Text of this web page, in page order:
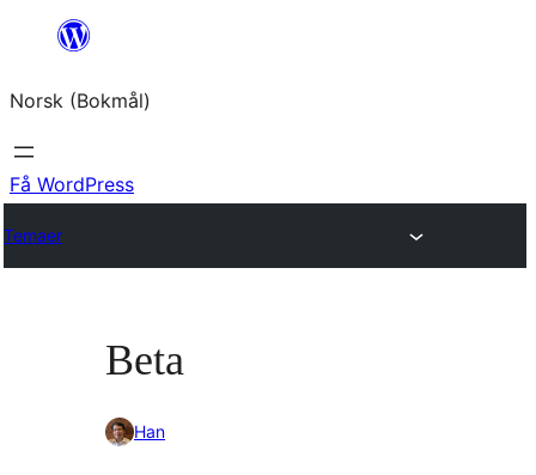
Hopp
innhold
Norsk (Bokmål)
Få WordPress
Temaer
Beta
Han